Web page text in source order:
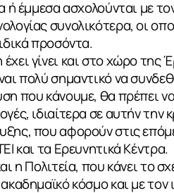
ή έμμεσα ασχολούνται με
συνολικότερα, οι
προσόντα.
γίνει και στο χώρο της
πολύ σημαντικό να
που κάνουμε, θα πρέπει
ιδιαίτερα σε αυτήν
που αφορούν στις
και τα Ερευνητικά Κέντρα.
η Πολιτεία, που κάνει το
κόσμο και με τον